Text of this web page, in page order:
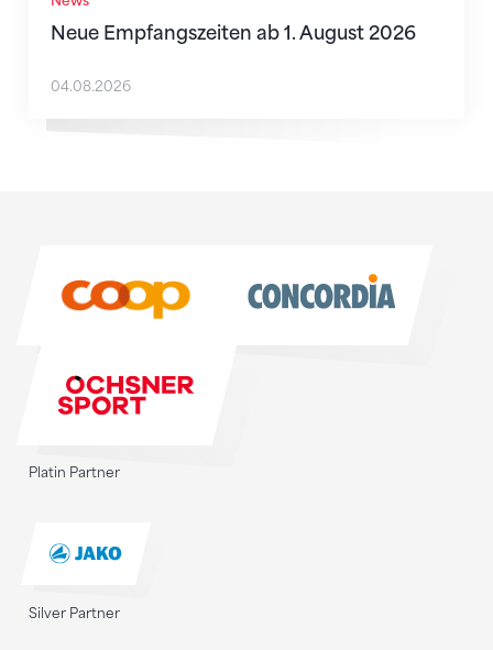
Neue Empfangszeiten ab 1. August 2026
04.08.2026
Platin Partner
Silver Partner